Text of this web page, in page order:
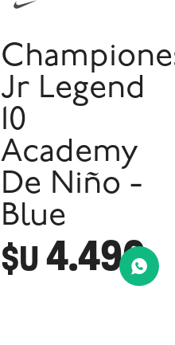
Jr Legend
10
Academy
De Niño -
Blue
$U4.490